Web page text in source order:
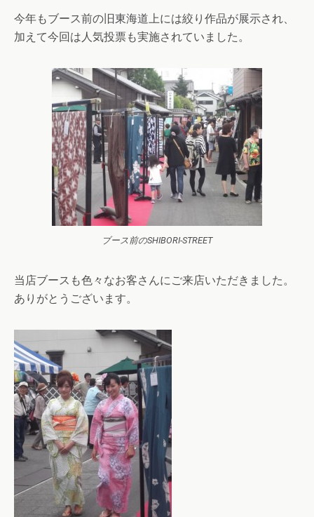
今年もブース前の旧東海道上には絞り作品が展示され、
加えて今回は人気投票も実施されていました。
ブース前のSHIBORI-STREET
当店ブースも色々なお客さんにご来店いただきました。
ありがとうございます。